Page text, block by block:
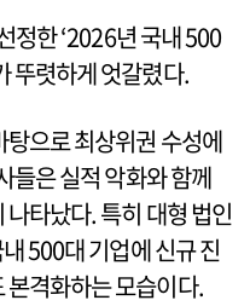
정한 ‘2026년 국내 500
뚜렷하게 엇갈렸다.
으로 최상위권 수성에
들은 실적 악화와 함께
타났다. 특히 대형 법인
500대 기업에 신규 진
본격화하는 모습이다.